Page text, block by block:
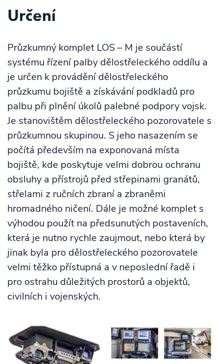
Určení
Průzkumný komplet LOS – M je součástí
systému řízení palby dělostřeleckého oddílu a
je určen k provádění dělostřeleckého
průzkumu bojiště a získávání podkladů pro
palbu při plnění úkolů palebné podpory vojsk.
Je stanovištěm dělostřeleckého pozorovatele s
průzkumnou skupinou. S jeho nasazením se
počítá především na exponovaná místa
bojiště, kde poskytuje velmi dobrou ochranu
obsluhy a přístrojů před střepinami granátů,
střelami z ručních zbraní a zbraněmi
hromadného ničení. Dále je možné komplet s
výhodou použít na předsunutých postaveních,
která je nutno rychle zaujmout, nebo která by
jinak byla pro dělostřeleckého pozorovatele
velmi těžko přístupná a v neposlední řadě i
pro ostrahu důležitých prostorů a objektů,
civilních i vojenských.